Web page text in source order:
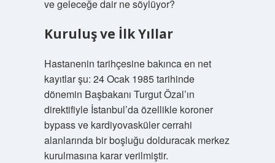
ve geleceğe dair ne söylüyor?
Kuruluş ve İlk Yıllar
Hastanenin tarihçesine bakınca en net
kayıtlar şu: 24 Ocak 1985 tarihinde
dönemin Başbakanı Turgut Özal’ın
direktifiyle İstanbul’da özellikle koroner
bypass ve kardiyovasküler cerrahi
alanlarında bir boşluğu dolduracak merkez
kurulmasına karar verilmiştir.